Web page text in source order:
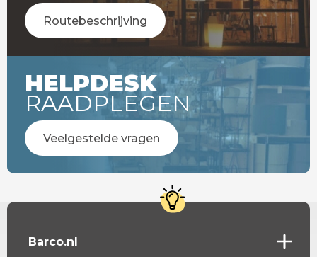
Routebeschrijving
HELPDESK
RAADPLEGEN
Veelgestelde vragen
Barco.nl